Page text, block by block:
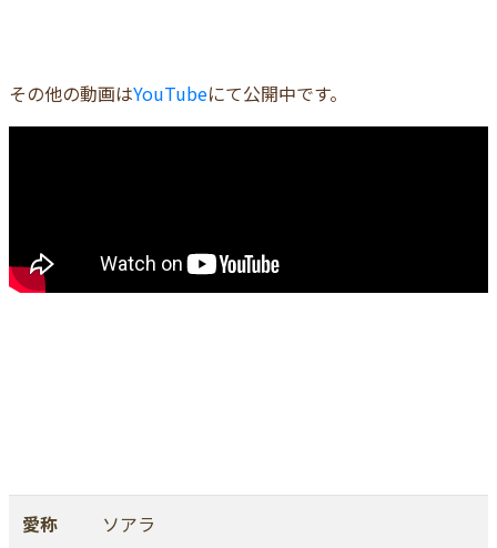
その他の動画はYouTubeにて公開中です。
愛称 ソアラ